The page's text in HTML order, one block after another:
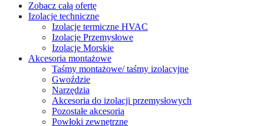
Zobacz całą ofertę
Izolacje techniczne
Izolacje termiczne HVAC
Izolacje Przemysłowe
Izolacje Morskie
Akcesoria montażowe
Taśmy montażowe/ taśmy izolacyjne
Gwoździe
Narzędzia
Akcesoria do izolacji przemysłowych
Pozostałe akcesoria
Powłoki zewnętrzne